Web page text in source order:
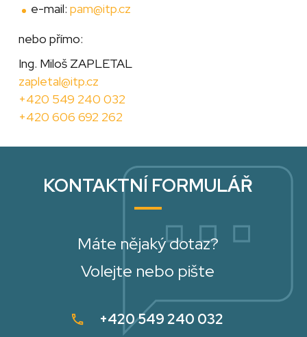
e-mail: pam@itp.cz
nebo přímo:
Ing. Miloš ZAPLETAL
zapletal@itp.cz
+420 549 240 032
+420 606 692 262
KONTAKTNÍ FORMULÁŘ
Máte nějaký dotaz?
Volejte nebo pište
+420 549 240 032